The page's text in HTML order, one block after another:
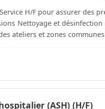
H/F pour assurer des
bureaux et
ateliers et zones
(ASH) (H/F)